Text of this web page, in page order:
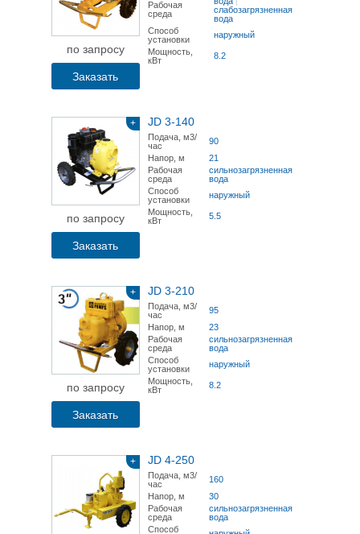
по запросу
Заказать
Рабочая
среда
слабозагрязненная
вода
Способ
установки
наружный
Мощность,
кВт
8.2
+
по запросу
Заказать
JD 3-140
Подача, м3/
час
90
Напор, м
21
Рабочая
среда
сильнозагрязненная
вода
Способ
установки
наружный
Мощность,
кВт
5.5
+
по запросу
Заказать
JD 3-210
Подача, м3/
час
95
Напор, м
23
Рабочая
среда
сильнозагрязненная
вода
Способ
установки
наружный
Мощность,
кВт
8.2
+ JD 4-250
Подача, м3/
час
160
Напор, м
30
Рабочая
среда
сильнозагрязненная
вода
Способ